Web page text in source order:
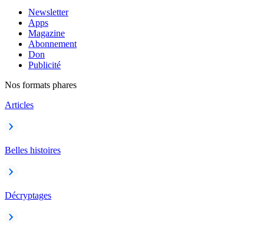
Newsletter
Apps
Magazine
Abonnement
Don
Publicité
Nos formats phares
Articles
Belles histoires
Décryptages